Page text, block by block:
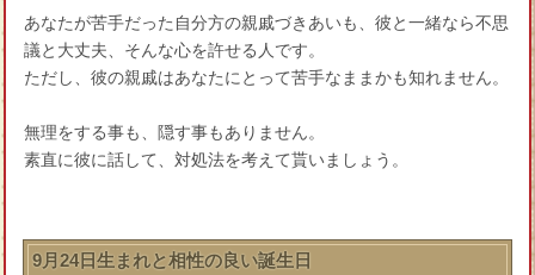
あなたが苦手だった自分方の親戚づきあいも、彼と一緒なら不思
議と大丈夫、そんな心を許せる人です。
ただし、彼の親戚はあなたにとって苦手なままかも知れません。
無理をする事も、隠す事もありません。
素直に彼に話して、対処法を考えて貰いましょう。
9月24日生まれと相性の良い誕生日